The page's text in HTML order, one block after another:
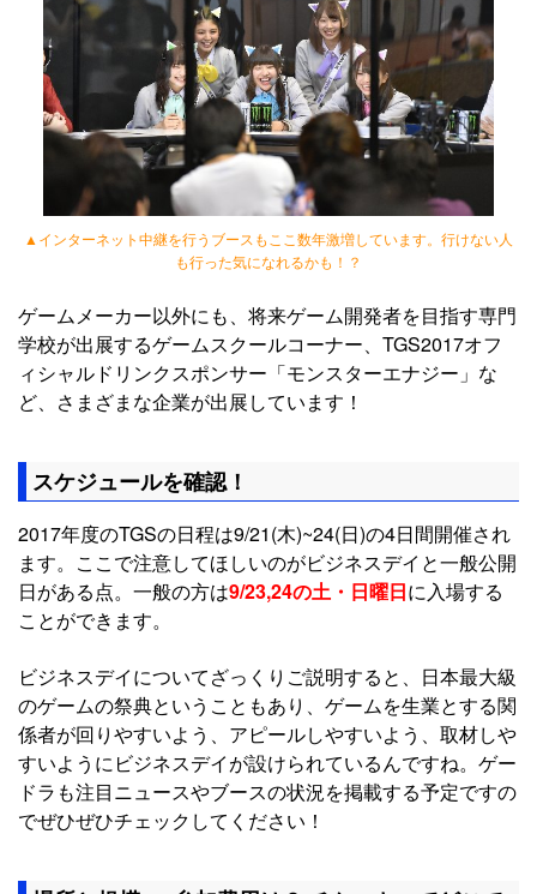
▲インターネット中継を行うブースもここ数年激増しています。行けない人
も行った気になれるかも！？
ゲームメーカー以外にも、将来ゲーム開発者を目指す専門
学校が出展するゲームスクールコーナー、TGS2017オフ
ィシャルドリンクスポンサー「モンスターエナジー」な
ど、さまざまな企業が出展しています！
スケジュールを確認！
2017年度のTGSの日程は9/21(木)~24(日)の4日間開催され
ます。ここで注意してほしいのがビジネスデイと一般公開
日がある点。一般の方は9/23,24の土・日曜日に入場する
ことができます。
ビジネスデイについてざっくりご説明すると、日本最大級
のゲームの祭典ということもあり、ゲームを生業とする関
係者が回りやすいよう、アピールしやすいよう、取材しや
すいようにビジネスデイが設けられているんですね。ゲー
ドラも注目ニュースやブースの状況を掲載する予定ですの
でぜひぜひチェックしてください！